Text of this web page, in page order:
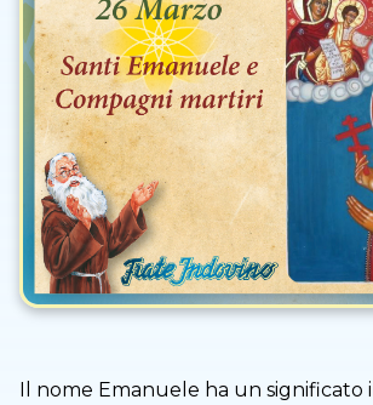
Il nome Emanuele ha un significato